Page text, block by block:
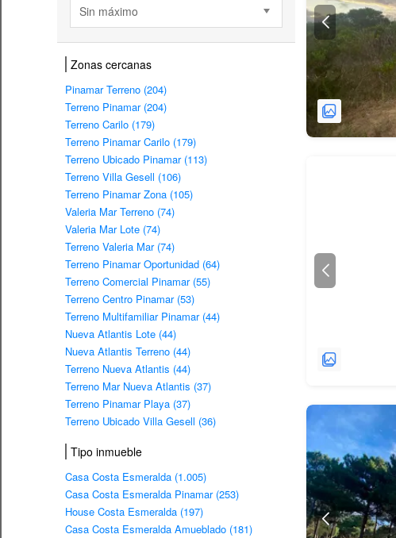
Sin máximo
Zonas cercanas
Pinamar Terreno (204)
Terreno Pinamar (204)
Terreno Carilo (179)
Terreno Pinamar Carilo (179)
Terreno Ubicado Pinamar (113)
Terreno Villa Gesell (106)
Terreno Pinamar Zona (105)
Valeria Mar Terreno (74)
Valeria Mar Lote (74)
Terreno Valeria Mar (74)
Terreno Pinamar Oportunidad (64)
Terreno Comercial Pinamar (55)
Terreno Centro Pinamar (53)
Terreno Multifamiliar Pinamar (44)
Nueva Atlantis Lote (44)
Nueva Atlantis Terreno (44)
Terreno Nueva Atlantis (44)
Terreno Mar Nueva Atlantis (37)
Terreno Pinamar Playa (37)
Terreno Ubicado Villa Gesell (36)
Tipo inmueble
Casa Costa Esmeralda (1.005)
Casa Costa Esmeralda Pinamar (253)
House Costa Esmeralda (197)
Casa Costa Esmeralda Amueblado (181)